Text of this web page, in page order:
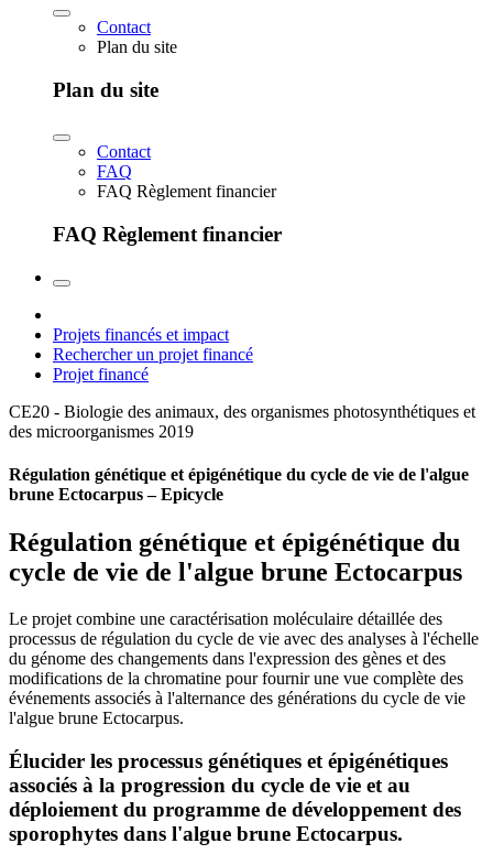
Contact
Plan du site
Plan du site
Contact
FAQ
FAQ Règlement financier
FAQ Règlement financier
Projets financés et impact
Rechercher un projet financé
Projet financé
CE20 - Biologie des animaux, des organismes photosynthétiques et
des microorganismes 2019
Régulation génétique et épigénétique du cycle de vie de l'algue
brune Ectocarpus – Epicycle
Régulation génétique et épigénétique du
cycle de vie de l'algue brune Ectocarpus
Le projet combine une caractérisation moléculaire détaillée des
processus de régulation du cycle de vie avec des analyses à l'échelle
du génome des changements dans l'expression des gènes et des
modifications de la chromatine pour fournir une vue complète des
événements associés à l'alternance des générations du cycle de vie
l'algue brune Ectocarpus.
Élucider les processus génétiques et épigénétiques
associés à la progression du cycle de vie et au
déploiement du programme de développement des
sporophytes dans l'algue brune Ectocarpus.